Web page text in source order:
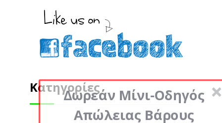
Κατηγορίες
Δωρεάν Μίνι-Οδηγός
Απώλειας Βάρους